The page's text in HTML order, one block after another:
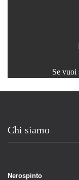
Se vuoi
Chi siamo
Nerospinto